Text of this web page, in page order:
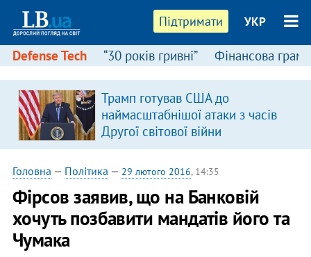
Підтримати УКР
Defense Tech “30 років гривні” Фінансова
Трамп готував США до
наймасштабнішої атаки з часів
Другої світової війни
Головна — Політика — 29 лютого 2016, 14:35
Фірсов заявив, що на Банковій
хочуть позбавити мандатів його та
Чумака